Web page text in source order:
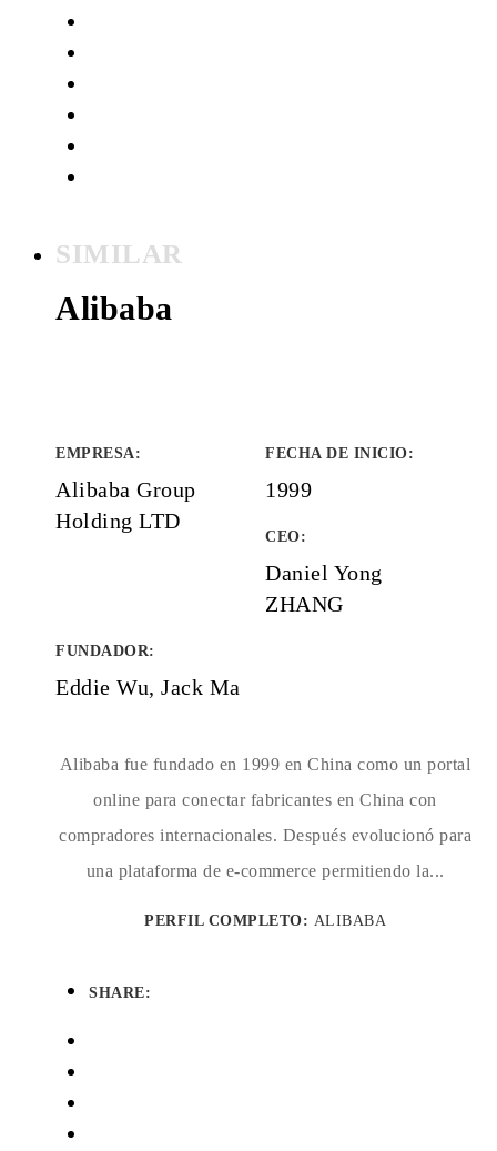
SIMILAR
Alibaba
EMPRESA:
Alibaba Group
Holding LTD
FECHA DE INICIO:
1999
CEO:
Daniel Yong
ZHANG
FUNDADOR:
Eddie Wu, Jack Ma
Alibaba fue fundado en 1999 en China como un portal
online para conectar fabricantes en China con
compradores internacionales. Después evolucionó para
una plataforma de e-commerce permitiendo la...
PERFIL COMPLETO: ALIBABA
SHARE: